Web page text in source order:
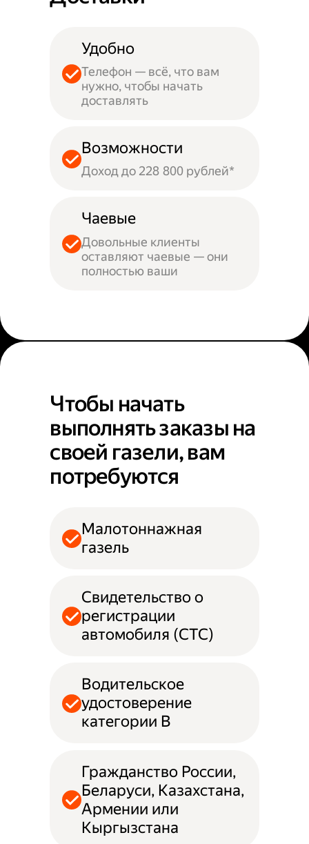
Удобно
Телефон — всё, что вам
нужно, чтобы начать
доставлять
Возможности
Доход до 228 800 рублей*
Чаевые
Довольные клиенты
оставляют чаевые — они
полностью ваши
Чтобы начать
выполнять заказы на
своей газели, вам
потребуются
Малотоннажная
газель
Свидетельство о
регистрации
автомобиля (СТС)
Водительское
удостоверение
категории B
Гражданство России,
Беларуси, Казахстана,
Армении или
Кыргызстана